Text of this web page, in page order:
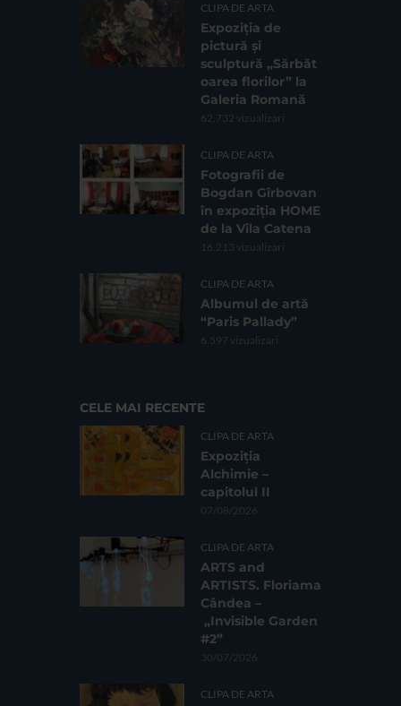
CLIPA DE ARTA
Expoziția de
pictură și
sculptură „Sărbăt
oarea florilor” la
Galeria Romană
62.732 vizualizari
CLIPA DE ARTA
Fotografii de
Bogdan Gîrbovan
în expoziția HOME
de la Vila Catena
16.213 vizualizari
CLIPA DE ARTA
Albumul de artă
“Paris Pallady”
6.597 vizualizari
CELE MAI RECENTE
CLIPA DE ARTA
Expoziția
Alchimie –
capitolul II
07/08/2026
CLIPA DE ARTA
ARTS and
ARTISTS. Floriama
Cândea –
„Invisible Garden
#2”
30/07/2026
CLIPA DE ARTA